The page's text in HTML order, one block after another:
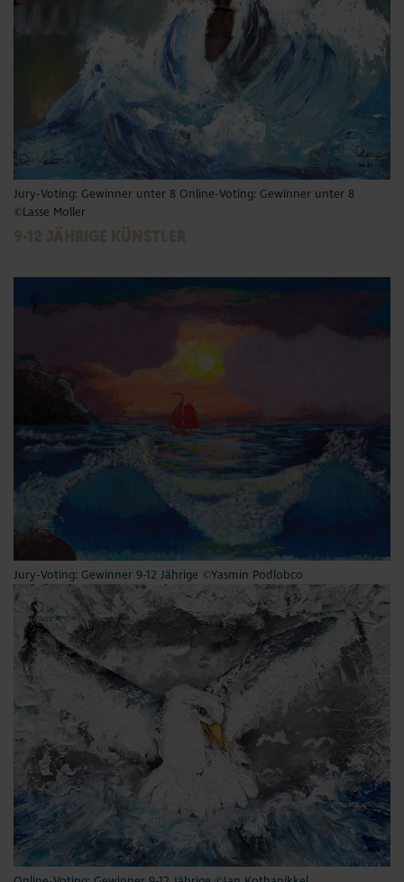
Jury-Voting: Gewinner unter 8 Online-Voting: Gewinner unter 8
©Lasse Moller
Jury-Voting: Gewinner 9-12 Jährige ©Yasmin Podlobco